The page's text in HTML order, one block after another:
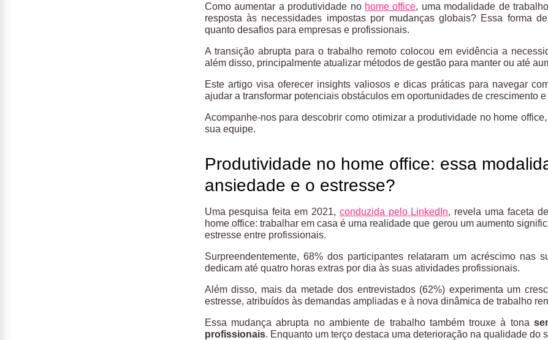
Como aumentar a produtividade no home office, uma modalidade de
resposta às necessidades impostas por mudanças globais? Essa forma
quanto desafios para empresas e profissionais.
A transição abrupta para o trabalho remoto colocou em evidência a
além disso, principalmente atualizar métodos de gestão para manter ou até
Este artigo visa oferecer insights valiosos e dicas práticas para navegar
ajudar a transformar potenciais obstáculos em oportunidades de crescimento
Acompanhe-nos para descobrir como otimizar a produtividade no home
sua equipe.
Produtividade no home office: essa
ansiedade e o estresse?
Uma pesquisa feita em 2021, conduzida pelo LinkedIn, revela uma faceta
home office: trabalhar em casa é uma realidade que gerou um aumento
estresse entre profissionais.
Surpreendentemente, 68% dos participantes relataram um acréscimo nas
dedicam até quatro horas extras por dia às suas atividades profissionais.
Além disso, mais da metade dos entrevistados (62%) experimenta um
estresse, atribuídos às demandas ampliadas e à nova dinâmica de trabalho
Essa mudança abrupta no ambiente de trabalho também trouxe à tona
profissionais. Enquanto um terço destaca uma deterioração na qualidade do